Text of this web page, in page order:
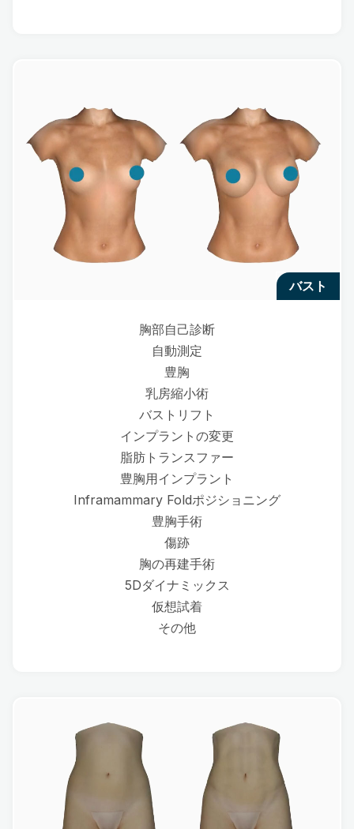
バスト
胸部自己診断
自動測定
豊胸
乳房縮小術
バストリフト
インプラントの変更
脂肪トランスファー
豊胸用インプラント
Inframammary Foldポジショニング
豊胸手術
傷跡
胸の再建手術
5Dダイナミックス
仮想試着
その他